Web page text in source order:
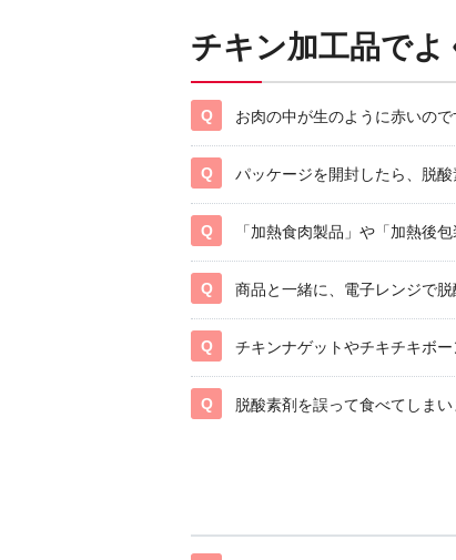
チキン加工品で
お肉の中が生のように赤いの
パッケージを開封したら、脱
「加熱食肉製品」や「加熱後
商品と一緒に、電子レンジで
チキンナゲットやチキチキボ
脱酸素剤を誤って食べてしま